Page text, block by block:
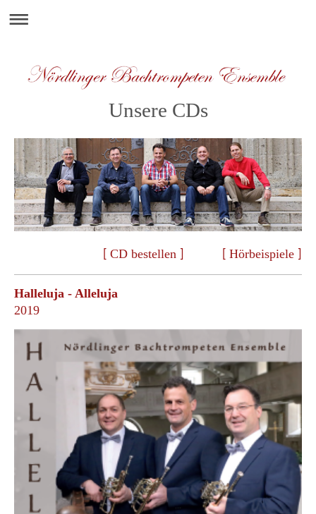
Unsere CDs
CD bestellen Hörbeispiele
Halleluja - Alleluja
2019